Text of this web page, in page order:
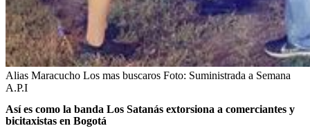
Alias Maracucho Los mas buscaros Foto: Suministrada a Semana
A.P.I
Así es como la banda Los Satanás extorsiona a comerciantes y
bicitaxistas en Bogotá